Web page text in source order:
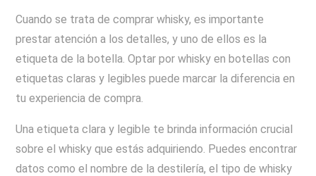
Cuando se trata de comprar whisky, es importante
prestar atención a los detalles, y uno de ellos es la
etiqueta de la botella. Optar por whisky en botellas con
etiquetas claras y legibles puede marcar la diferencia en
tu experiencia de compra.
Una etiqueta clara y legible te brinda información crucial
sobre el whisky que estás adquiriendo. Puedes encontrar
datos como el nombre de la destilería, el tipo de whisky